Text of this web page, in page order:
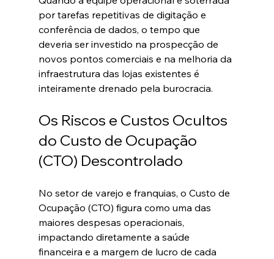
por tarefas repetitivas de digitação e
conferência de dados, o tempo que
deveria ser investido na prospecção de
novos pontos comerciais e na melhoria da
infraestrutura das lojas existentes é
inteiramente drenado pela burocracia.
Os Riscos e Custos Ocultos
do Custo de Ocupação
(CTO) Descontrolado
No setor de varejo e franquias, o Custo de
Ocupação (CTO) figura como uma das
maiores despesas operacionais,
impactando diretamente a saúde
financeira e a margem de lucro de cada